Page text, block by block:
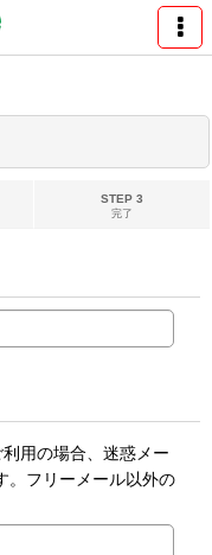
STEP 3
完了
用の場合、迷惑メー
。フリーメール以外の